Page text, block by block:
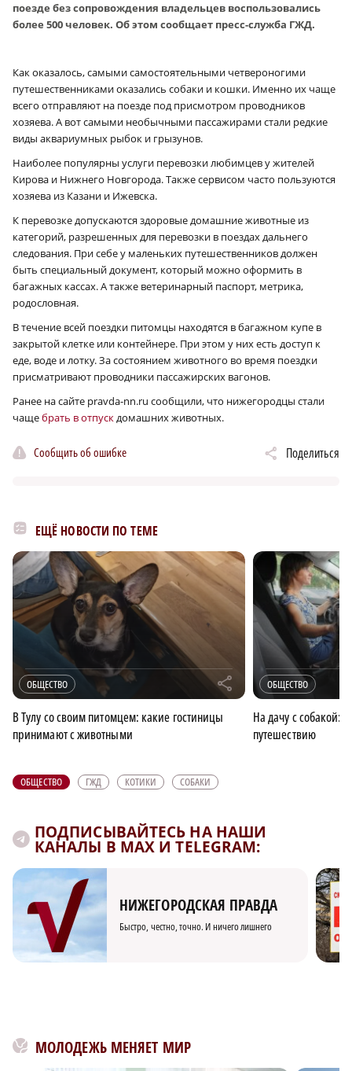
поезде без сопровождения владельцев воспользовались
более 500 человек. Об этом сообщает пресс-служба ГЖД.
Как оказалось, самыми самостоятельными четвероногими
путешественниками оказались собаки и кошки. Именно их чаще
всего отправляют на поезде под присмотром проводников
хозяева. А вот самыми необычными пассажирами стали редкие
виды аквариумных рыбок и грызунов.
Наиболее популярны услуги перевозки любимцев у жителей
Кирова и Нижнего Новгорода. Также сервисом часто пользуются
хозяева из Казани и Ижевска.
К перевозке допускаются здоровые домашние животные из
категорий, разрешенных для перевозки в поездах дальнего
следования. При себе у маленьких путешественников должен
быть специальный документ, который можно оформить в
багажных кассах. А также ветеринарный паспорт, метрика,
родословная.
В течение всей поездки питомцы находятся в багажном купе в
закрытой клетке или контейнере. При этом у них есть доступ к
еде, воде и лотку. За состоянием животного во время поездки
присматривают проводники пассажирских вагонов.
Ранее на сайте pravda-nn.ru сообщили, что нижегородцы стали
чащебрать в отпускдомашних животных.
Сообщить об ошибке Поделиться
ЕЩЁ НОВОСТИ ПО ТЕМЕ
ОБЩЕСТВО r
В Тулу со своим питомцем: какие гостиницы
принимают с животными
ОБЩЕСТВО
На дачу с собакой:
путешествию
ОБЩЕСТВО ГЖД КОТИКИ СОБАКИ
ПОДПИСЫВАЙТЕСЬ НА НАШИ
КАНАЛЫ В MAX И TELEGRAM:
НИЖЕГОРОДСКАЯ ПРАВДА
Быстро, честно, точно. И ничего лишнего
МОЛОДЕЖЬ МЕНЯЕТ МИР